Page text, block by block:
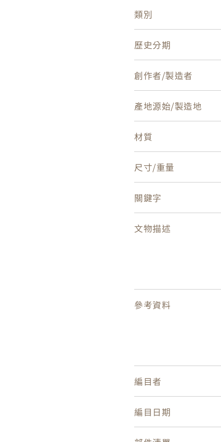
類別
歷史分期
創作者/製造者
產地源始/製造地
材質
尺寸/重量
關鍵字
文物描述
參考資料
編目者
編目日期